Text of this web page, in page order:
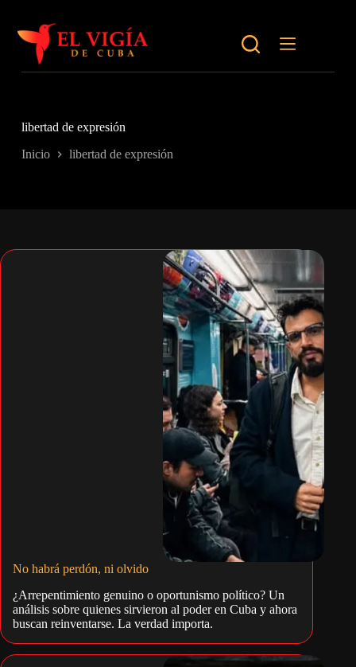
contenido
libertad de expresión
Inicio libertad de expresión
No habrá perdón, ni olvido
¿Arrepentimiento genuino o oportunismo político? Un
análisis sobre quienes sirvieron al poder en Cuba y ahora
buscan reinventarse. La verdad importa.